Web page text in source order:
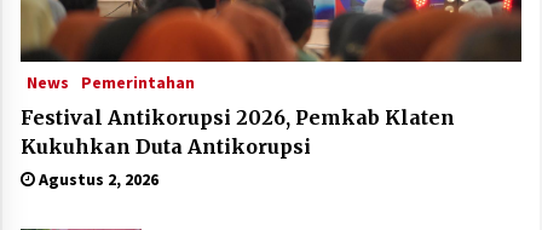
News Pemerintahan
Festival Antikorupsi 2026, Pemkab Klaten
Kukuhkan Duta Antikorupsi
Agustus 2, 2026